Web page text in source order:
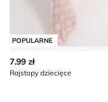
POPULARNE
7.99 zł
Rajstopy dziecięce